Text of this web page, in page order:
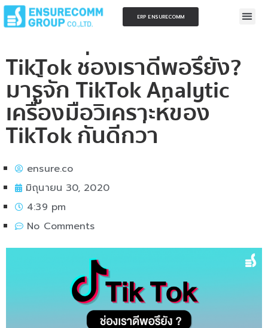
ERP ENSURECOMM
TikTok ช่องเราดีพอรึยัง?
มารู้จัก TikTok Analytic
เครื่องมือวิเคราะห์ของ
TikTok กันดีกว่า
ensure.co
มิถุนายน 30, 2020
4:39 pm
No Comments